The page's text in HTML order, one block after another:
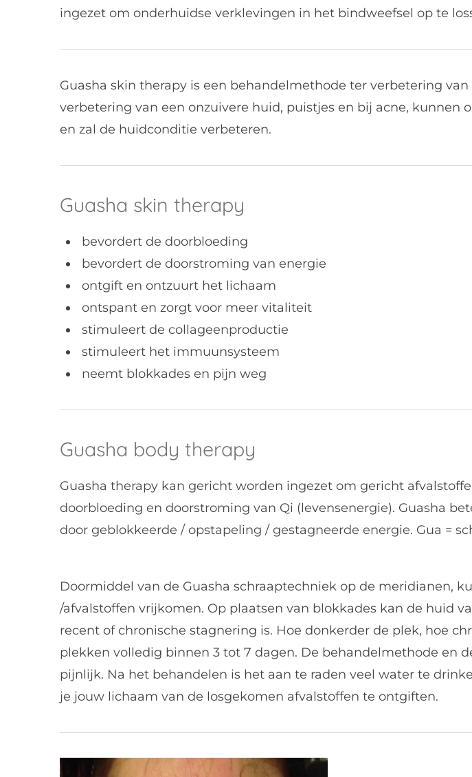
ingezet om onderhuidse verklevingen in het bindweefsel op te
Guasha skin therapy is een behandelmethode ter verbetering
verbetering van een onzuivere huid, puistjes en bij acne,
en zal de huidconditie verbeteren.
Guasha skin therapy
bevordert de doorbloeding
bevordert de doorstroming van energie
ontgift en ontzuurt het lichaam
ontspant en zorgt voor meer vitaliteit
stimuleert de collageenproductie
stimuleert het immuunsysteem
neemt blokkades en pijn weg
Guasha body therapy
Guasha therapy kan gericht worden ingezet om gericht
doorbloeding en doorstroming van Qi (levensenergie). Guasha
door geblokkeerde / opstapeling / gestagneerde energie. Gua =
Doormiddel van de Guasha schraaptechniek op de meridianen,
/afvalstoffen vrijkomen. Op plaatsen van blokkades kan de huid
recent of chronische stagnering is. Hoe donkerder de plek, hoe
plekken volledig binnen 3 tot 7 dagen. De behandelmethode en
pijnlijk. Na het behandelen is het aan te raden veel water te
je jouw lichaam van de losgekomen afvalstoffen te ontgiften.